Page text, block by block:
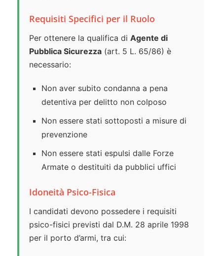
Requisiti Specifici per il Ruolo
Per ottenere la qualifica di Agente di
Pubblica Sicurezza (art. 5 L. 65/86) è
necessario:
Non aver subito condanna a pena
detentiva per delitto non colposo
Non essere stati sottoposti a misure di
prevenzione
Non essere stati espulsi dalle Forze
Armate o destituiti da pubblici uffici
Idoneità Psico-Fisica
I candidati devono possedere i requisiti
psico-fisici previsti dal D.M. 28 aprile 1998
per il porto d’armi, tra cui: